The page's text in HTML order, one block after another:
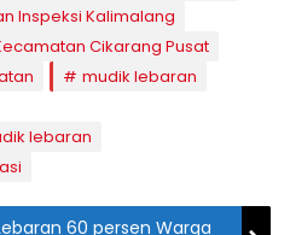
Inspeksi Kalimalang
Cikarang Pusat
mudik lebaran
lebaran
60 persen Warga